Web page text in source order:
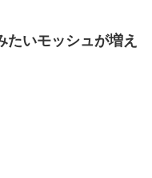
たいモッシュが増え